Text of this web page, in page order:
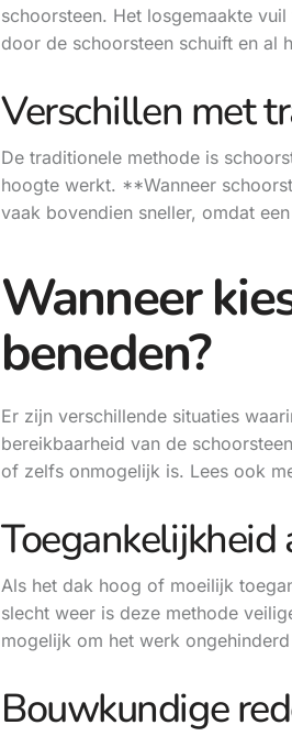
schoorsteen. Het losgemaakte
door de schoorsteen schuift en al
Verschillen met
De traditionele methode is
hoogte werkt. **Wanneer
vaak bovendien sneller, omdat
Wanneer
beneden?
Er zijn verschillende situaties
bereikbaarheid van de
of zelfs onmogelijk is. Lees ook
Toegankelijkheid
Als het dak hoog of moeilijk
slecht weer is deze methode
mogelijk om het werk
Bouwkundige